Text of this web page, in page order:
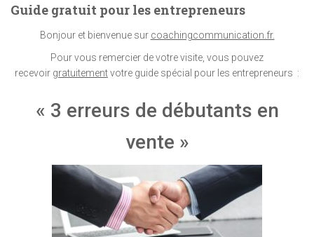
Guide gratuit pour les entrepreneurs
Bonjour et bienvenue sur coachingcommunication.fr.
Pour vous remercier de votre visite, vous pouvez
recevoir gratuitementvotre guide spécial pour les entrepreneurs :
« 3 erreurs de débutants en
vente »